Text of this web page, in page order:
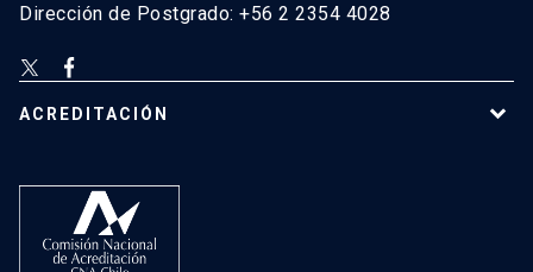
Dirección de Postgrado: +56 2 2354 4028
ACREDITACIÓN